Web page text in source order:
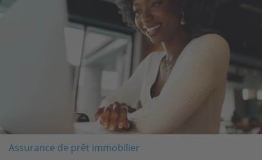
Assurance de prêt immobilier